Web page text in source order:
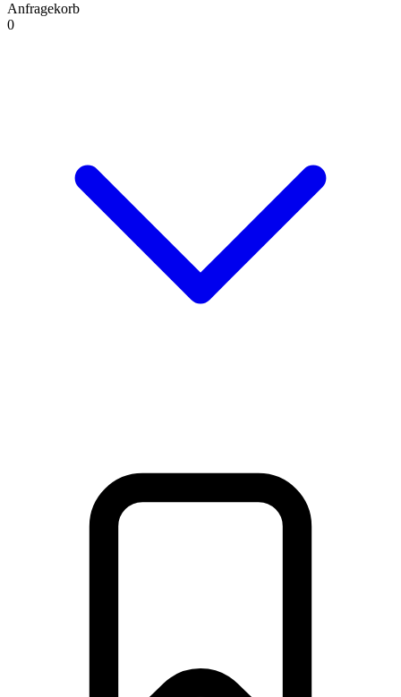
Anfragekorb
0